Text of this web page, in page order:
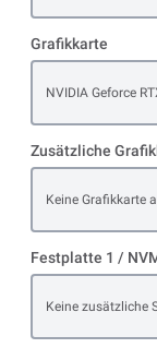
Grafikkarte
NVIDIA Geforce
Zusätzliche
Keine Grafikkarte
Festplatte 1 /
Keine zusätzliche